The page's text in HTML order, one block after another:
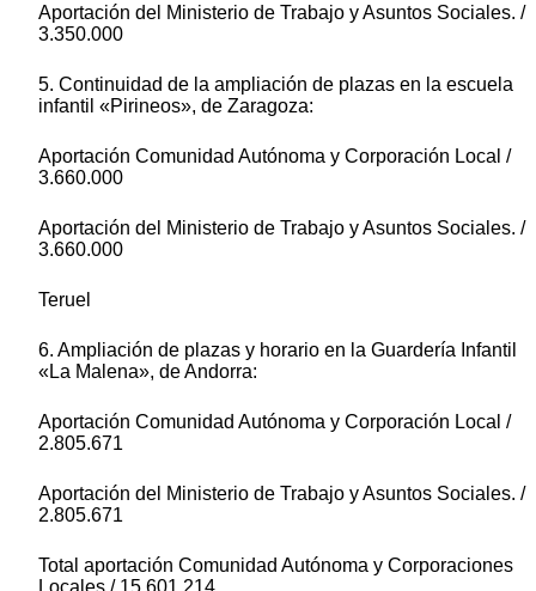
Aportación del Ministerio de Trabajo y Asuntos Sociales. /
3.350.000
5. Continuidad de la ampliación de plazas en la escuela
infantil «Pirineos», de Zaragoza:
Aportación Comunidad Autónoma y Corporación Local /
3.660.000
Aportación del Ministerio de Trabajo y Asuntos Sociales. /
3.660.000
Teruel
6. Ampliación de plazas y horario en la Guardería Infantil
«La Malena», de Andorra:
Aportación Comunidad Autónoma y Corporación Local /
2.805.671
Aportación del Ministerio de Trabajo y Asuntos Sociales. /
2.805.671
Total aportación Comunidad Autónoma y Corporaciones
Locales / 15.601.214